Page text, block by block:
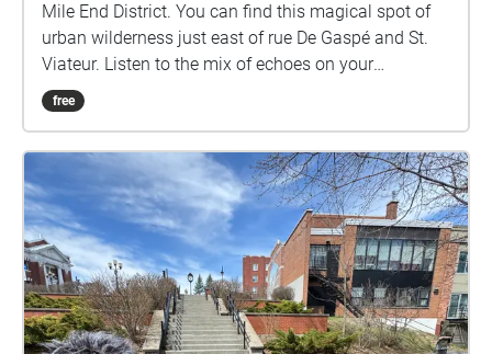
Mile End District. You can find this magical spot of
urban wilderness just east of rue De Gaspé and St.
Viateur. Listen to the mix of echoes on your
cellphone and the sounds around you. Feel free to
join in and sing on any tone, harmonize or improvise.
free